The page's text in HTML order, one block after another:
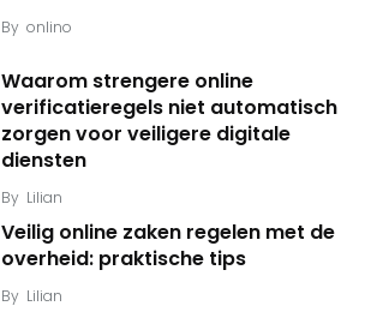
By onlino
Waarom strengere online
verificatieregels niet automatisch
zorgen voor veiligere digitale
diensten
By Lilian
Veilig online zaken regelen met de
overheid: praktische tips
By Lilian